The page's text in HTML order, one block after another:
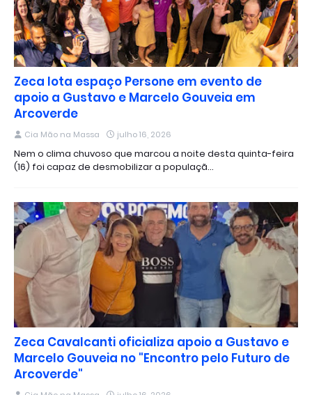
Zeca lota espaço Persone em evento de
apoio a Gustavo e Marcelo Gouveia em
Arcoverde
Cia Mão na Massa julho 16, 2026
Nem o clima chuvoso que marcou a noite desta quinta-feira
(16) foi capaz de desmobilizar a populaçã…
Zeca Cavalcanti oficializa apoio a Gustavo e
Marcelo Gouveia no "Encontro pelo Futuro de
Arcoverde"